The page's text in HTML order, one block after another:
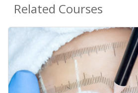
Related Courses